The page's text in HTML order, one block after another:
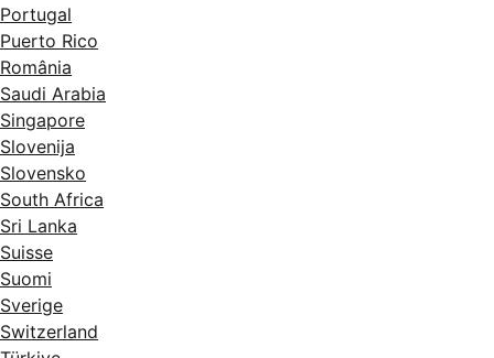
Portugal
Puerto Rico
România
Saudi Arabia
Singapore
Slovenija
Slovensko
South Africa
Sri Lanka
Suisse
Suomi
Sverige
Switzerland